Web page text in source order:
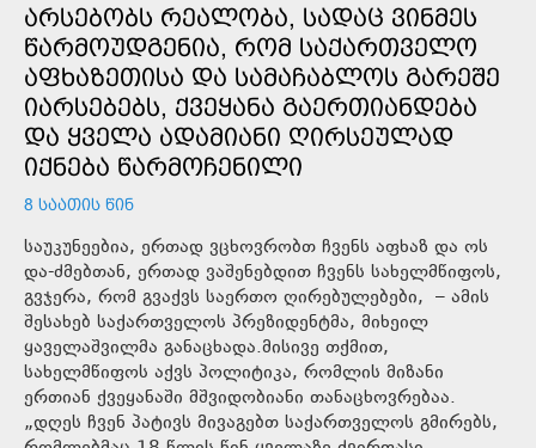
ᲐᲠᲡᲔᲑᲝᲑᲡ ᲠᲔᲐᲚᲝᲑᲐ, ᲡᲐᲓᲐᲪ ᲕᲘᲜᲛᲔᲡ
ᲬᲐᲠᲛᲝᲣᲓᲒᲔᲜᲘᲐ, ᲠᲝᲛ ᲡᲐᲥᲐᲠᲗᲕᲔᲚᲝ
ᲐᲤᲮᲐᲖᲔᲗᲘᲡᲐ ᲓᲐ ᲡᲐᲛᲐᲩᲐᲑᲚᲝᲡ ᲒᲐᲠᲔᲨᲔ
ᲘᲐᲠᲡᲔᲑᲔᲑᲡ, ᲥᲕᲔᲧᲐᲜᲐ ᲒᲐᲔᲠᲗᲘᲐᲜᲓᲔᲑᲐ
ᲓᲐ ᲧᲕᲔᲚᲐ ᲐᲓᲐᲛᲘᲐᲜᲘ ᲦᲘᲠᲡᲔᲣᲚᲐᲓ
ᲘᲥᲜᲔᲑᲐ ᲬᲐᲠᲛᲝᲩᲔᲜᲘᲚᲘ
8 ᲡᲐᲐᲗᲘᲡ ᲬᲘᲜ
საუკუნეებია, ერთად ვცხოვრობთ ჩვენს აფხაზ და ოს
და-ძმებთან, ერთად ვაშენებდით ჩვენს სახელმწიფოს,
გვჯერა, რომ გვაქვს საერთო ღირებულებები, – ამის
შესახებ საქართველოს პრეზიდენტმა, მიხეილ
ყაველაშვილმა განაცხადა.მისივე თქმით,
სახელმწიფოს აქვს პოლიტიკა, რომლის მიზანი
ერთიან ქვეყანაში მშვიდობიანი თანაცხოვრებაა.
„დღეს ჩვენ პატივს მივაგებთ საქართველოს გმირებს,